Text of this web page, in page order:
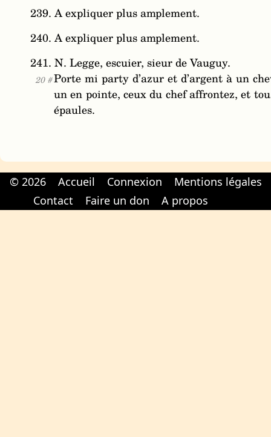
239. A expliquer plus amplement.
240. A expliquer plus amplement.
241. N. Legge, escuier, sieur de Vauguy.
20 #Porte mi party d’azur et d’argent à un
un en pointe, ceux du chef affrontez, et
épaules.
© 2026 Accueil Connexion
Mentions légales
Contact
Faire un don A propos